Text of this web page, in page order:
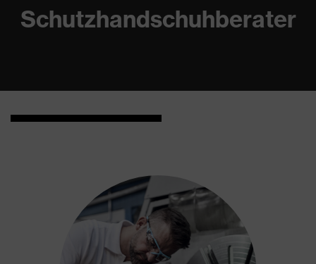
Schutzhandschuhberater